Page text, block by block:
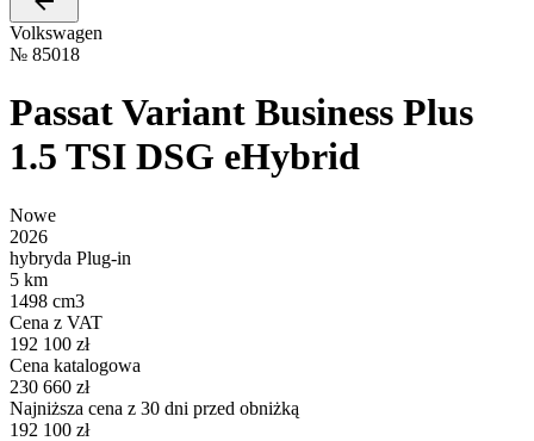
Volkswagen
№ 85018
Passat Variant Business Plus
1.5 TSI DSG eHybrid
Nowe
2026
hybryda Plug-in
5 km
1498 cm3
Cena z VAT
192 100 zł
Cena katalogowa
230 660 zł
Najniższa cena z 30 dni przed obniżką
192 100 zł